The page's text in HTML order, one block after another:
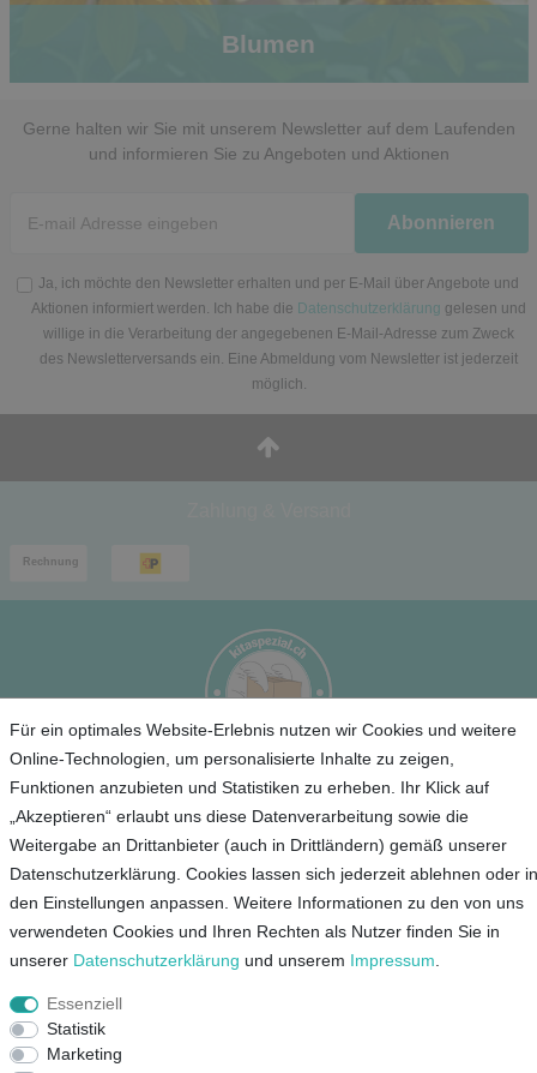
Blumen
Gerne halten wir Sie mit unserem Newsletter auf dem Laufenden
und informieren Sie zu Angeboten und Aktionen
Honig
Abonnieren
Ja, ich möchte den Newsletter erhalten und per E-Mail über Angebote und
Aktionen informiert werden. Ich habe die Datenschutzerklärung gelesen und
willige in die Verarbeitung der angegebenen E-Mail-Adresse zum Zweck
des Newsletterversands ein. Eine Abmeldung vom Newsletter ist jederzeit
möglich.
Für ein optimales Website-Erlebnis nutzen wir Cookies und weitere
Online-Technologien, um personalisierte Inhalte zu zeigen,
Funktionen anzubieten und Statistiken zu erheben. Ihr Klick auf
„Akzeptieren“ erlaubt uns diese Datenverarbeitung sowie die
Weitergabe an Drittanbieter (auch in Drittländern) gemäß unserer
Datenschutzerklärung. Cookies lassen sich jederzeit ablehnen oder in
den Einstellungen anpassen. Weitere Informationen zu den von uns
verwendeten Cookies und Ihren Rechten als Nutzer finden Sie in
unserer Daten­schutz­erklärung und unserem Impressum
Essenziell
Statistik
Marketing
Service
Unternehmen
Kontakt
AGB
Impressum